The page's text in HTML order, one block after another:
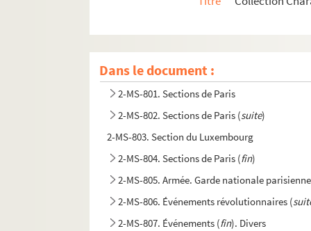
Dans le document :
2-MS-799. Commune et département de Paris
2-MS-800. Districts. Procès-verbaux de
2-MS-801. Sections de Paris
2-MS-802. Sections de Paris (suite)
2-MS-803. Section du Luxembourg
2-MS-804. Sections de Paris (fin)
2-MS-805. Armée. Garde nationale
2-MS-806. Événements révolutionnaires (
2-MS-807. Événements (fin). Divers